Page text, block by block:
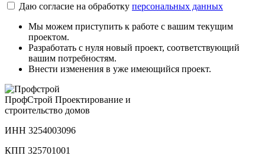
Даю согласие на обработку персональных данных
Мы можем приступить к работе с вашим текущим
проектом.
Разработать с нуля новый проект, соответствующий
вашим потребностям.
Внести изменения в уже имеющийся проект.
ПрофСтрой Проектирование и
строительство домов
ИНН 3254003096
КПП 325701001